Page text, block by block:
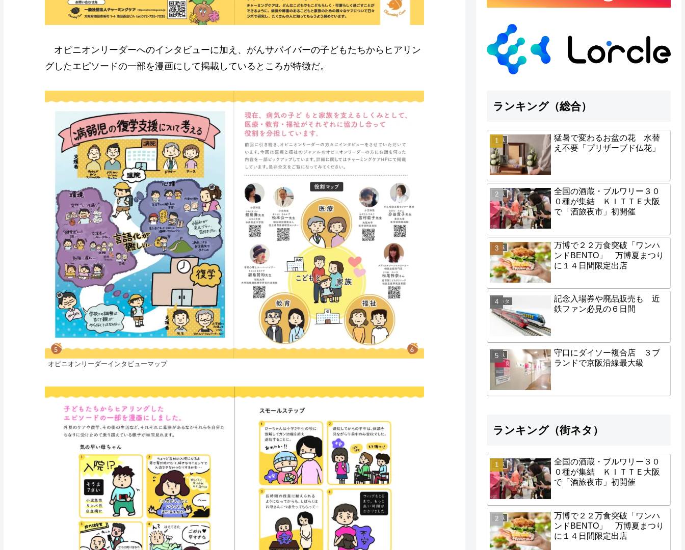
オピニオンリーダーへのインタビューに加え、がんサバイバーの子どもたちからヒアリン
グしたエピソードの一部を漫画にして掲載しているところが特徴だ。
オピニオンリーダーインタビューマップ
ランキング（総合）
地域
猛暑で変わるお盆の花 水替
え不要「プリザーブド仏花」
地域
全国の酒蔵・ブルワリー３０
０種が集結 ＫＩＴＴＥ大阪
で「酒旅夜市」初開催
地域
万博で２２万食突破「ワンハ
ンドBENTO」 万博夏まつり
に１４日間限定出店
街ネタ
記念入場券や廃品販売も 近
鉄ファン必見の６日間
地域
守口にダイソー複合店 ３ブ
ランドで京阪沿線最大級
ランキング（街ネタ）
地域
全国の酒蔵・ブルワリー３０
０種が集結 ＫＩＴＴＥ大阪
で「酒旅夜市」初開催
地域
万博で２２万食突破「ワンハ
ンドBENTO」 万博夏まつり
に１４日間限定出店